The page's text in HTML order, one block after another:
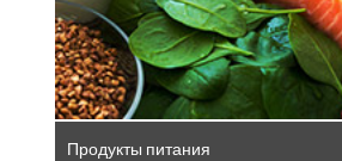
Продукты питания